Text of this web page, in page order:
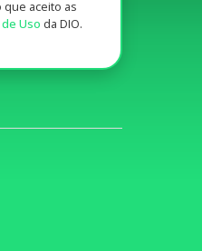
que aceito as
Uso da DIO.